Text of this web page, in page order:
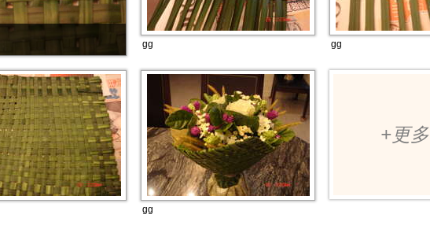
gg gg
gg
+更多